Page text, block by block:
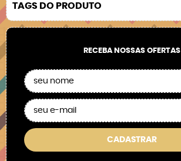
TAGS DO PRODUTO
RECEBA NOSSAS OFERTAS
CADASTRAR